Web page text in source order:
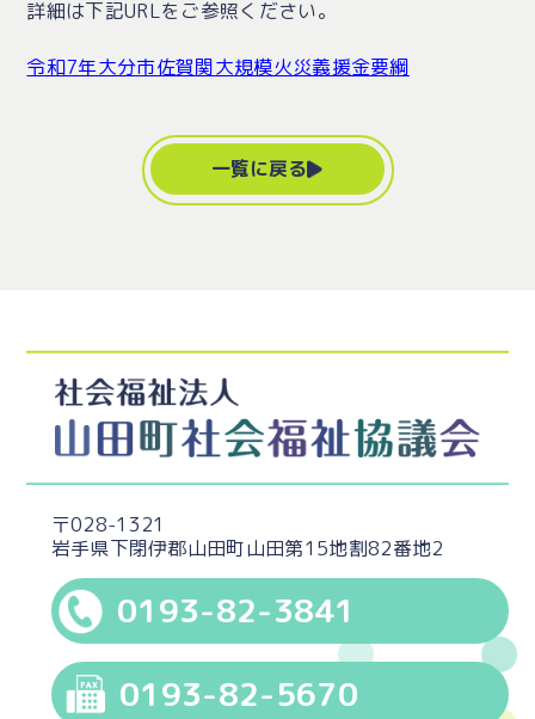
詳細は下記URLをご参照ください。
令和7年大分市佐賀関大規模火災義援金要綱
一覧に戻る
〒028-1321
岩手県下閉伊郡山田町山田第15地割82番地2
0193-82-3841
0193-82-5670